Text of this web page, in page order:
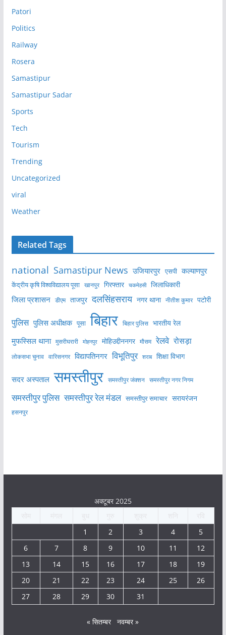
Patori
Politics
Railway
Rosera
Samastipur
Samastipur Sadar
Sports
Tech
Tourism
Trending
Uncategorized
viral
Weather
Related Tags
national Samastipur News उजियारपुर एसपी कल्याणपुर
केंद्रीय कृषि विश्वविद्यालय पूसा खानपुर गिरफ्तार चकमेहसी जिलाधिकारी
जिला प्रशासन डीएम ताजपुर दलसिंहसराय नगर थाना नीतीश कुमार पटोरी
पुलिस पुलिस अधीक्षक पूसा बिहार बिहार पुलिस भारतीय रेल
मुफस्सिल थाना मुसरीघरारी मोहनपुर मोहिउद्दीननगर मौसम रेलवे रोसड़ा
लोकसभा चुनाव वारिसनगर विद्यापतिनगर विभूतिपुर शराब शिक्षा विभाग
सदर अस्पताल समस्तीपुर समस्तीपुर जंक्शन समस्तीपुर नगर निगम
समस्तीपुर पुलिस समस्तीपुर रेल मंडल समस्तीपुर समाचार सरायरंजन
हसनपुर
अक्टूबर 2025
1
2 3 4
5
6
7 8 9 10 11
12
13
14 15 16 17 18
19
20
21 22 23 24 25
26
27
28 29 30 31
« सितम्बर नवम्बर »